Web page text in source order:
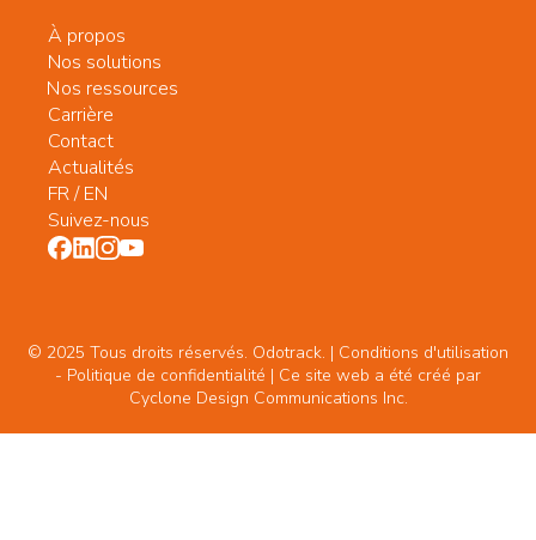
À propos
Nos solutions
Nos ressources
Carrière
Contact
Actualités
FR/EN
Suivez-nous
© 2025 Tous droits réservés. Odotrack. | Conditions d'utilisation
- Politique de confidentialité | Ce site web a été créé par
Cyclone Design Communications Inc.